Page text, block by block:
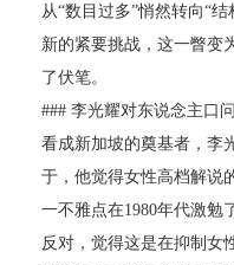
从“数目过多”悄然转向“
新的紧要挑战，这一瞥变
了伏笔。
### 李光耀对东说念主口
看成新加坡的奠基者，李
于，他觉得女性高档解说
一不雅点在1980年代激勉
反对，觉得这是在抑制女